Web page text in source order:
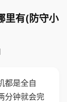
里有(防守小
都是全自
分钟就会完